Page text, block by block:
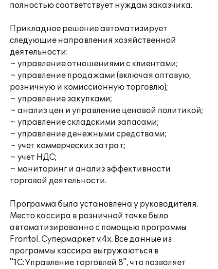
полностью соответствует нуждам заказчика.
Прикладное решение автоматизирует
следующие направления хозяйственной
деятельности:
~ управление отношениями с клиентами;
~ управление продажами (включая оптовую,
розничную и комиссионную торговлю);
~ управление закупками;
~ анализ цен и управление ценовой политикой;
~ управление складскими запасами;
~ управление денежными средствами;
~ учет коммерческих затрат;
~ учет НДС;
~ мониторинг и анализ эффективности
торговой деятельности.
Программа была установлена у руководителя.
Место кассира в розничной точке было
автоматизированно с помощью программы
Frontol. Cупермаркет v.4x. Все данные из
программы кассира выгружаються в
"1С:Управление торговлей 8", что позволяет